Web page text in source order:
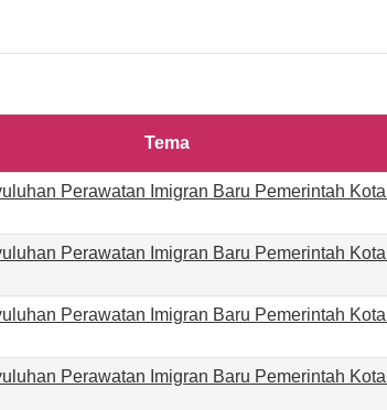
Tema
Perawatan Imigran Baru Pemerintah
Perawatan Imigran Baru Pemerintah
Perawatan Imigran Baru Pemerintah
Perawatan Imigran Baru Pemerintah